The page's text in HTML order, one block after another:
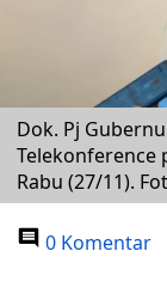
Dok. Pj
Telekonference
Rabu (27/11).
0 Komentar